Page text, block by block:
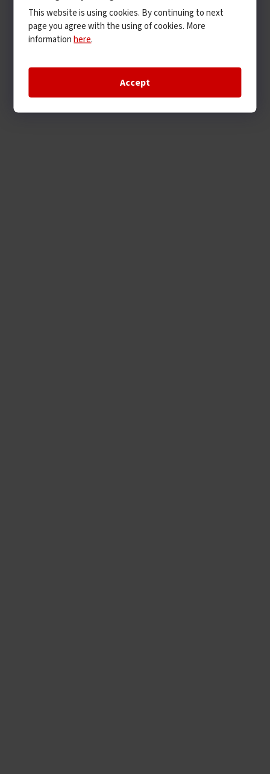
This website is using cookies. By continuing to next
page you agree with the using of cookies. More
informationhere.
Accept